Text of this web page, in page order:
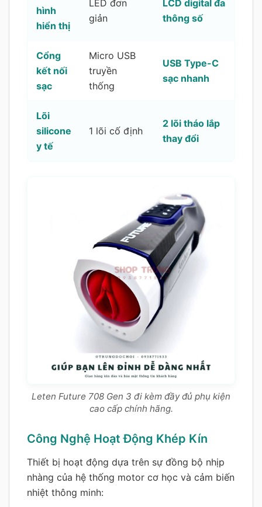
hình
hiển thị
LED đơn
giản
LCD digital đa
thông số
Cổng
kết nối
sạc
Micro USB
truyền
thống
USB Type-C
sạc nhanh
Lõi
silicone
y tế
1 lõi cố định
2 lõi tháo lắp
thay đổi
Leten Future 708 Gen 3 đi kèm đầy đủ phụ kiện
cao cấp chính hãng.
Công Nghệ Hoạt Động Khép Kín
Thiết bị hoạt động dựa trên sự đồng bộ nhịp
nhàng của hệ thống motor cơ học và cảm biến
nhiệt thông minh: